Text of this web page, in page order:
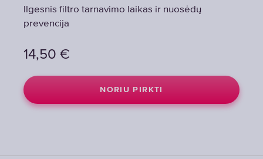
Ilgesnis filtro tarnavimo laikas ir nuosėdų
prevencija
14,50 €
NORIU PIRKTI
Ilgesnis filtro tarnavimo laikas ir nuosėdų
prevencija
14,50 €
NORIU PIRKTI